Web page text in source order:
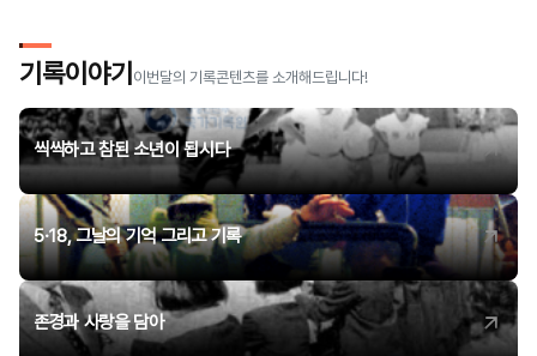
기록이야기 이번달의 기록콘텐츠를 소개해드립니다!
씩씩하고 참된 소년이 됩시다
5·18, 그날의 기억 그리고 기록
존경과 사랑을 담아